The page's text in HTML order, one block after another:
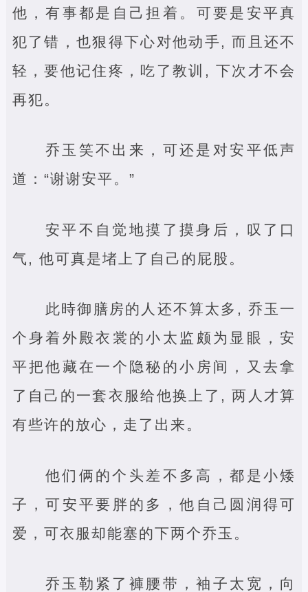
他，有事都是自己担着。可要是安平真
犯了错，也狠得下心对他动手, 而且还不
轻，要他记住疼，吃了教训, 下次才不会
再犯。
乔玉笑不出来，可还是对安平低声
道：“谢谢安平。”
安平不自觉地摸了摸身后，叹了口
气, 他可真是堵上了自己的屁股。
此時御膳房的人还不算太多, 乔玉一
个身着外殿衣裳的小太监颇为显眼，安
平把他藏在一个隐秘的小房间，又去拿
了自己的一套衣服给他换上了, 两人才算
有些许的放心，走了出来。
他们俩的个头差不多高，都是小矮
子，可安平要胖的多，他自己圆润得可
爱，可衣服却能塞的下两个乔玉。
乔玉勒紧了褲腰带，袖子太宽，向